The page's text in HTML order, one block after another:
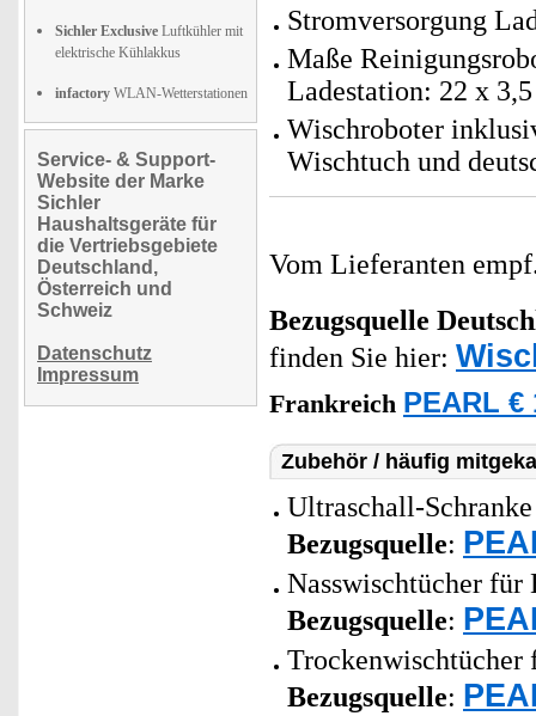
Sichler Exclusive Luftkühler mit
elektrische Kühlakkus
infactory WLAN-Wetterstationen
Service- & Support-
Website der Marke
Sichler
Haushaltsgeräte für
die Vertriebsgebiete
Deutschland,
Österreich und
Schweiz
Datenschutz
Impressum
Stromversorgung
Maße
Ladestation: 22 x
Wischroboter
Wischtuch und
Vom Lieferanten
Bezugsquelle
finden Sie hier:
Frankreich PEARL €
Zubehör / häufig
Ultraschall-
Bezugsquelle:
Nasswischtücher für
Bezugsquelle:
Trockenwischtücher
Bezugsquelle: